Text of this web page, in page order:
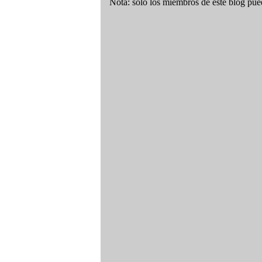
Nota: solo los miembros de este blog